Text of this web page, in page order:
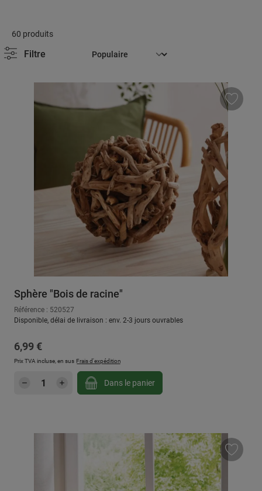
60 produits
Filtre
Sphère "Bois de racine"
Référence : 520527
Disponible, délai de livraison : env. 2-3 jours ouvrables
Prix régulier :
6,99 €
Prix TVA incluse, en sus Frais d'expédition
Quantité de produit : Entrez la quantité
Dans le panier